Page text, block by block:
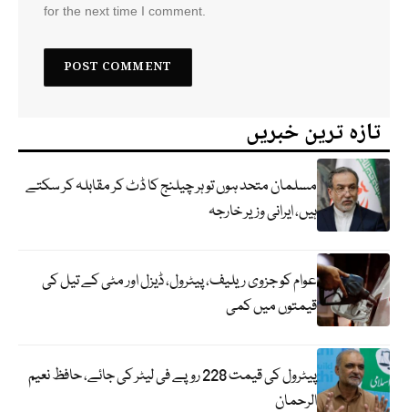
for the next time I comment.
تازہ ترین خبریں
مسلمان متحد ہوں تو ہر چیلنج کا ڈٹ کر مقابلہ کر سکتے
ہیں، ایرانی وزیر خارجہ
عوام کو جزوی ریلیف، پیٹرول، ڈیزل اور مٹی کے تیل کی
قیمتوں میں کمی
پیٹرول کی قیمت 228 روپے فی لیٹر کی جائے، حافظ نعیم
الرحمان